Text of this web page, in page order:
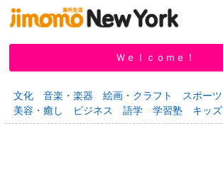
掲示板 タウン情報 教えて！
Ｗｅｌｃｏｍｅ！
文化 音楽・楽器 絵画・クラフト スポーツ
美容・癒し
ビジネス 語学 学習塾 キッズ